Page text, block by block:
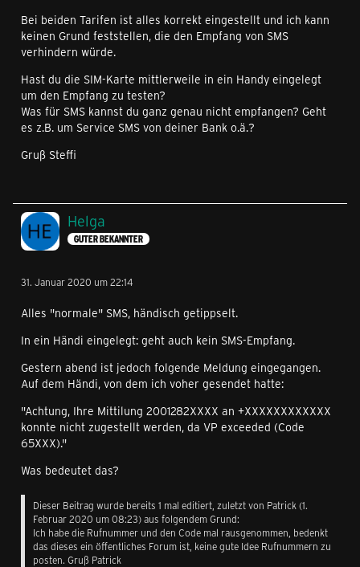
Bei beiden Tarifen ist alles korrekt eingestellt und ich kann
keinen Grund feststellen, die den Empfang von SMS
verhindern würde.
Hast du die SIM-Karte mittlerweile in ein Handy eingelegt
um den Empfang zu testen?
Was für SMS kannst du ganz genau nicht empfangen? Geht
es z.B. um Service SMS von deiner Bank o.ä.?
Gruß Steffi
Helga
GUTER BEKANNTER
31. Januar 2020 um 22:14
Alles "normale" SMS, händisch getippselt.
In ein Händi eingelegt: geht auch kein SMS-Empfang.
Gestern abend ist jedoch folgende Meldung eingegangen.
Auf dem Händi, von dem ich voher gesendet hatte:
"Achtung, Ihre Mittilung 2001282XXXX an +XXXXXXXXXXXX
konnte nicht zugestellt werden, da VP exceeded (Code
65XXX)."
Was bedeutet das?
Dieser Beitrag wurde bereits 1 mal editiert, zuletzt von Patrick (1.
Februar 2020 um 08:23) aus folgendem Grund:
Ich habe die Rufnummer und den Code mal rausgenommen, bedenkt
das dieses ein öffentliches Forum ist, keine gute Idee Rufnummern zu
posten. Gruß Patrick